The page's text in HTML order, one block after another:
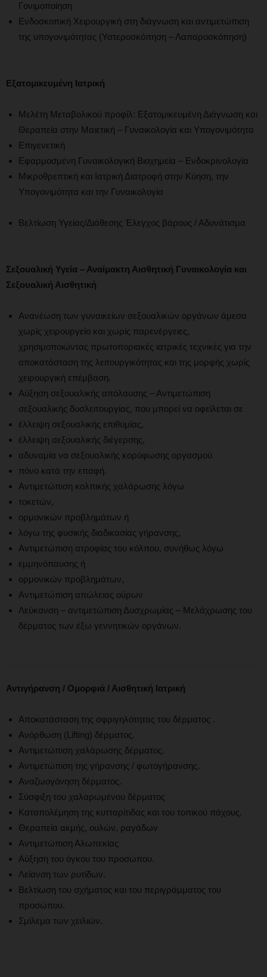
Γονιμοποίηση
Ενδοσκοπική Χειρουργική στη διάγνωση και αντιμετώπιση
της υπογονιμότητας (Υστεροσκόπηση – Λαπαροσκόπηση)
Εξατομικευμένη Ιατρική
Μελέτη Μεταβολικού προφίλ: Εξατομικευμένη Διάγνωση και
Θεραπεία στην Μαιετική – Γυναικολογία και Υπογονιμότητα
Επιγενετική
Εφαρμοσμένη Γυναικολογική Βιοχημεία – Ενδοκρινολογία
Μικροθρεπτική και Ιατρική Διατροφή στην Κύηση, την
Υπογονιμότητα και την Γυναικολογία
Βελτίωση Υγείας/Διάθεσης Έλεγχος βάρους / Αδυνάτισμα
Σεξουαλική Υγεία – Αναίμακτη Αισθητική Γυναικολογία και
Σεξουαλική Αισθητική
Ανανέωση των γυναικείων σεξουαλικών οργάνων άμεσα
χωρίς χειρουργείο και χωρίς παρενέργειες,
χρησιμοποιώντας πρωτοποριακές ιατρικές τεχνικές για την
αποκατάσταση της λειτουργικότητας και της μορφής χωρίς
χειρουργική επέμβαση.
Αύξηση σεξουαλικής απόλαυσης – Αντιμετώπιση
σεξουαλικής δυσλειτουργίας, που μπορεί να οφείλεται σε
έλλειψη σεξουαλικής επιθυμίας,
έλλειψη σεξουαλικής διέγερσης,
αδυναμία να σεξουαλικής κορύφωσης οργασμού
πόνο κατά την επαφή.
Αντιμετώπιση κολπικής χαλάρωσης λόγω
τοκετών,
ορμονικών προβλημάτων ή
λόγω της φυσικής διαδικασίας γήρανσης,
Αντιμετώπιση ατροφίας του κόλπου, συνήθως λόγω
εμμηνόπαυσης ή
ορμονικών προβλημάτων,
Αντιμετώπιση απώλειας ούρων
Λεύκανση – αντιμετώπιση Δυσχρωμίας – Μελάχρωσης του
δέρματος των έξω γεννητικών οργάνων.
Αντιγήρανση / Ομορφιά / Αισθητική Ιατρική
Αποκατάσταση της σφριγηλότητας του δέρματος .
Ανόρθωση (Lifting) δέρματος.
Αντιμετώπιση χαλάρωσης δέρματος.
Αντιμετώπιση της γήρανσης / φωτογήρανσης.
Αναζωογόνηση δέρματος.
Σύσφιξη του χαλαρωμένου δέρματος
Καταπολέμηση της κυτταρίτιδας και του τοπικού πάχους.
Θεραπεία ακμής, ουλών, ραγάδων
Αντιμετώπιση Αλωπεκίας
Αύξηση του όγκου του προσώπου.
Λείανση των ρυτίδων.
Βελτίωση του σχήματος και του περιγράμματος του
προσώπου.
Σμίλεμα των χειλιών.